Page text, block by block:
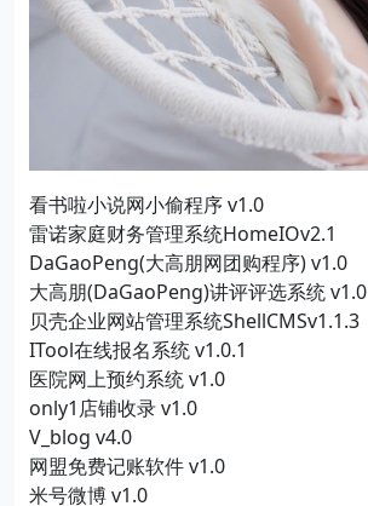
看书啦小说网小偷程序 v1.0
雷诺家庭财务管理系统HomeIOv2.1
DaGaoPeng(大高朋网团购程序) v1.0
大高朋(DaGaoPeng)讲评评选系统 v1.0
贝壳企业网站管理系统ShellCMSv1.1.3
ITool在线报名系统 v1.0.1
医院网上预约系统 v1.0
only1店铺收录 v1.0
V_blog v4.0
网盟免费记账软件 v1.0
米号微博 v1.0